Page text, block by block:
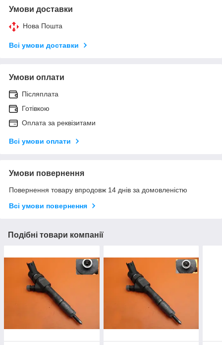
Умови доставки
Нова Пошта
Всі умови доставки
Умови оплати
Післяплата
Готівкою
Оплата за реквізитами
Всі умови оплати
Умови повернення
Повернення товару впродовж 14 днів за домовленістю
Всі умови повернення
Подібні товари компанії